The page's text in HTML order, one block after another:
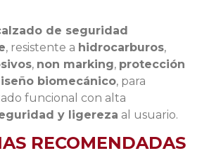
de seguridad
, resistente a hidrocarburos,
, non marking, protección
biomecánico, para
funcional con alta
y ligereza al usuario.
RECOMENDADAS